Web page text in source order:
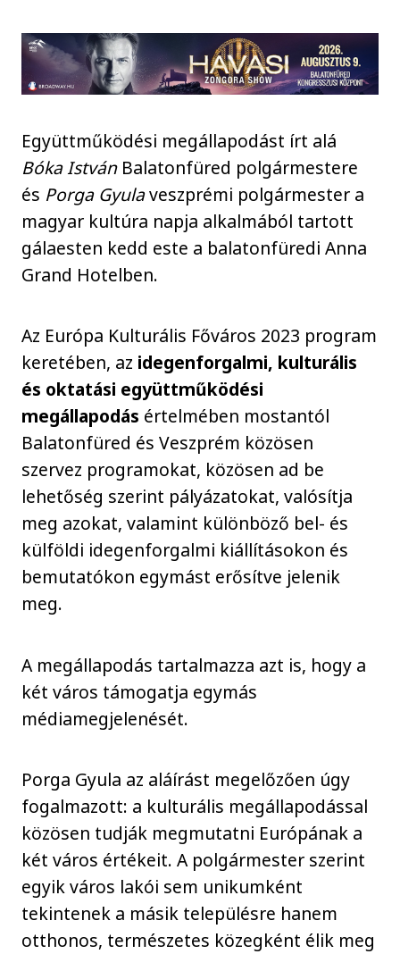
Együttműködési megállapodást írt alá
Bóka IstvánBalatonfüred polgármestere
és Porga Gyulaveszprémi polgármester a
magyar kultúra napja alkalmából tartott
gálaesten kedd este a balatonfüredi Anna
Grand Hotelben.
Az Európa Kulturális Főváros 2023 program
keretében, az idegenforgalmi, kulturális
és oktatási együttműködési
megállapodás értelmében mostantól
Balatonfüred és Veszprém közösen
szervez programokat, közösen ad be
lehetőség szerint pályázatokat, valósítja
meg azokat, valamint különböző bel- és
külföldi idegenforgalmi kiállításokon és
bemutatókon egymást erősítve jelenik
meg.
A megállapodás tartalmazza azt is, hogy a
két város támogatja egymás
médiamegjelenését.
Porga Gyula az aláírást megelőzően úgy
fogalmazott: a kulturális megállapodással
közösen tudják megmutatni Európának a
két város értékeit. A polgármester szerint
egyik város lakói sem unikumként
tekintenek a másik településre hanem
otthonos, természetes közegként élik meg